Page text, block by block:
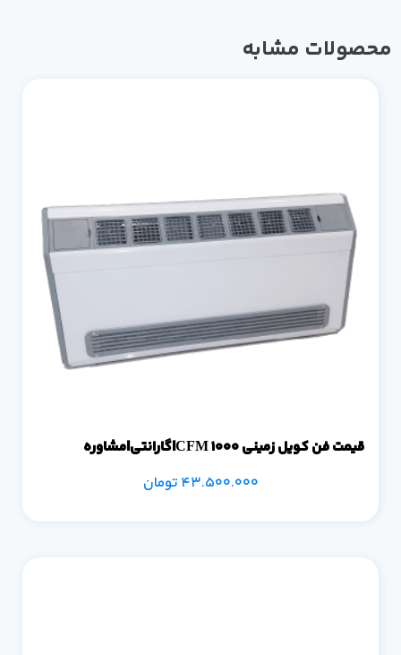
مشابه
قیمت فن کویل زمینی 1000 CFM|گارانتی|مشاوره
43.500.000تومان